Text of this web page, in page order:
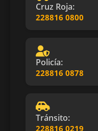
Cruz Roja:
228816 0800
Policía:
228816 0878
Tránsito:
228816 0219